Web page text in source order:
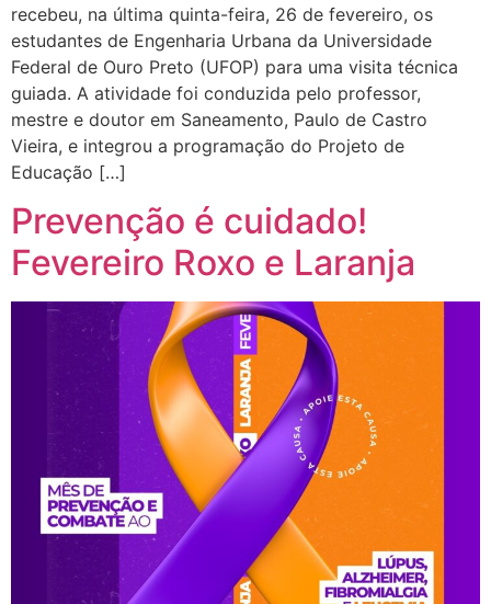
recebeu, na última quinta-feira, 26 de fevereiro, os
estudantes de Engenharia Urbana da Universidade
Federal de Ouro Preto (UFOP) para uma visita técnica
guiada. A atividade foi conduzida pelo professor,
mestre e doutor em Saneamento, Paulo de Castro
Vieira, e integrou a programação do Projeto de
Educação […]
Prevenção é cuidado!
Fevereiro Roxo e Laranja